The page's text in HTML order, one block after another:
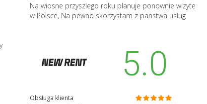
Na wiosne przyszlego roku planuje ponownie wizyte
w Polsce, Na pewno skorzystam z panstwa uslug
5.0
Obsługa klienta